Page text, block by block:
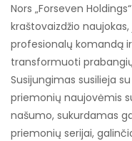
Nors „Forseven
kraštovaizdžio
profesionalų komandą
transformuoti
Susijungimas susilieja
priemonių naujovėmis
našumo, sukurdamas
priemonių serijai,